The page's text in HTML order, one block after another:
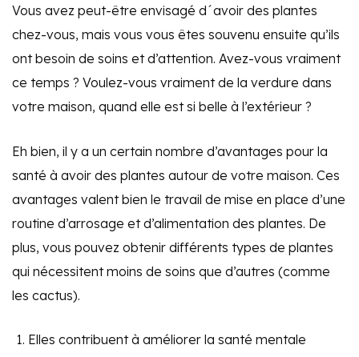
Vous avez peut-être envisagé d´avoir des plantes
chez-vous, mais vous vous êtes souvenu ensuite qu’ils
ont besoin de soins et d’attention. Avez-vous vraiment
ce temps ? Voulez-vous vraiment de la verdure dans
votre maison, quand elle est si belle à l’extérieur ?
Eh bien, il y a un certain nombre d’avantages pour la
santé à avoir des plantes autour de votre maison. Ces
avantages valent bien le travail de mise en place d’une
routine d’arrosage et d’alimentation des plantes. De
plus, vous pouvez obtenir différents types de plantes
qui nécessitent moins de soins que d’autres (comme
les cactus).
Elles contribuent à améliorer la santé mentale